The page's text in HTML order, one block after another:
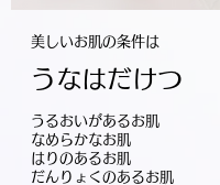
美しいお肌の条件は
うなはだけつ
うるおいがあるお肌
なめらかなお肌
はりのあるお肌
だんりょくのあるお肌